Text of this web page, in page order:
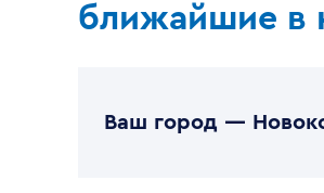
ближайшие в
Ваш город —